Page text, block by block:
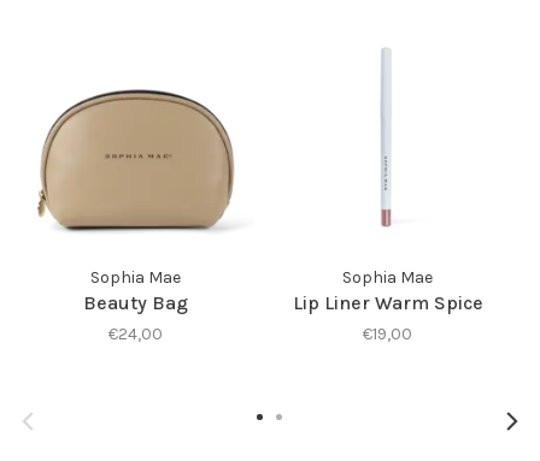
Sophia Mae
Beauty Bag
€24,00
Sophia Mae
Lip Liner Warm Spice
€19,00